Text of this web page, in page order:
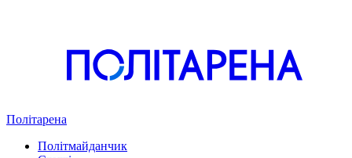
Політарена
Політмайданчик